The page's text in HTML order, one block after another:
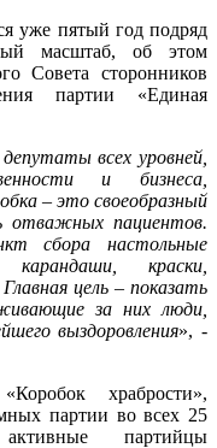
уже пятый год подряд
масштаб, об этом
Совета сторонников
партии «Единая
всех уровней,
и бизнеса,
– это своеобразный
отважных пациентов.
сбора настольные
краски,
цель – показать
за них люди,
выздоровления», -
храбрости»,
партии во всех 25
партийцы